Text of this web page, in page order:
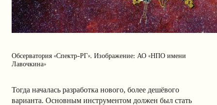
Обсерватория «Спектр-РГ». Изображение: АО «НПО имени
Лавочкина»
Тогда началась разработка нового, более дешёвого
варианта. Основным инструментом должен был стать